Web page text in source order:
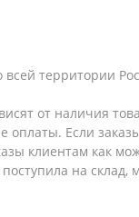
территории
от наличия
оплаты. Если
клиентам как
поступила на